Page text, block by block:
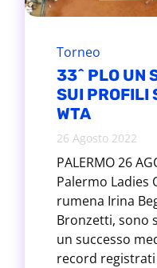
Torneo
33^ PLO UN
SUI PROFILI
WTA
26 Agosto 2022
PALERMO 26
Palermo Ladies
rumena Irina
Bronzetti, sono
un successo
record